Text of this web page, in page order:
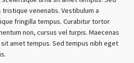
venenatis. Vestibulum a
fringilla tempus. Curabitur tortor
non, cursus vel turpis. Maecenas
amet tempus. Sed tempus nibh eget